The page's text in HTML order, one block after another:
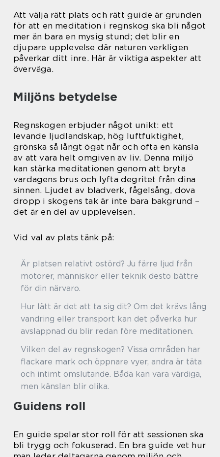
Att välja rätt plats och rätt guide är grunden
för att en meditation i regnskog ska bli något
mer än bara en mysig stund; det blir en
djupare upplevelse där naturen verkligen
påverkar ditt inre. Här är viktiga aspekter att
överväga.
Miljöns betydelse
Regnskogen erbjuder något unikt: ett
levande ljudlandskap, hög luftfuktighet,
grönska så långt ögat når och ofta en känsla
av att vara helt omgiven av liv. Denna miljö
kan stärka meditationen genom att bryta
vardagens brus och lyfta degritet från dina
sinnen. Ljudet av bladverk, fågelsång, dova
dropp i skogens tak är inte bara bakgrund –
det är en del av upplevelsen.
Vid val av plats tänk på:
Är platsen relativt ostörd? Ju färre ljud från
motorer, människor eller teknik desto bättre
för din närvaro.
Hur lätt är det att ta sig dit? Om det krävs lång
vandring eller transport kan det påverka hur
avslappnad du blir redan före meditationen.
Vilken del av regnskogen? Vissa områden har
flackare mark och öppnare vyer, andra är täta
och intimt omslutande. Båda kan vara värdiga,
men känslan blir olika.
Guidens roll
En guide spelar stor roll för att sessionen ska
bli trygg och fokuserad. En bra guide vet hur